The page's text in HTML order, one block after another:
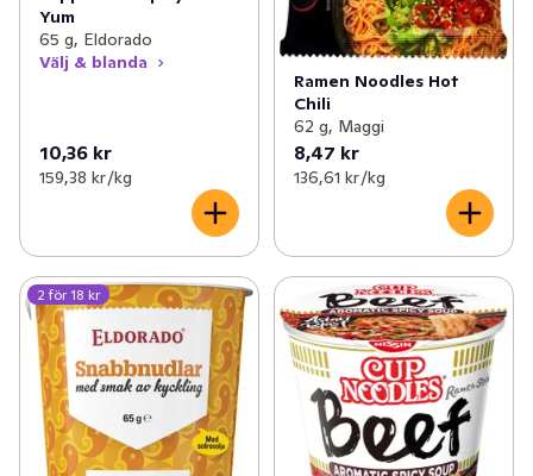
Yum
65 g, Eldorado
Välj & blanda
10,36 kr
159,38 kr /kg
Ramen Noodles Hot
Chili
62 g, Maggi
8,47 kr
136,61 kr /kg
2 för 18 kr